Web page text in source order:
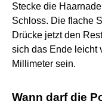
Stecke die
Schloss. Die flache
Drücke jetzt den
sich das Ende leicht
Millimeter sein.
Wann darf die